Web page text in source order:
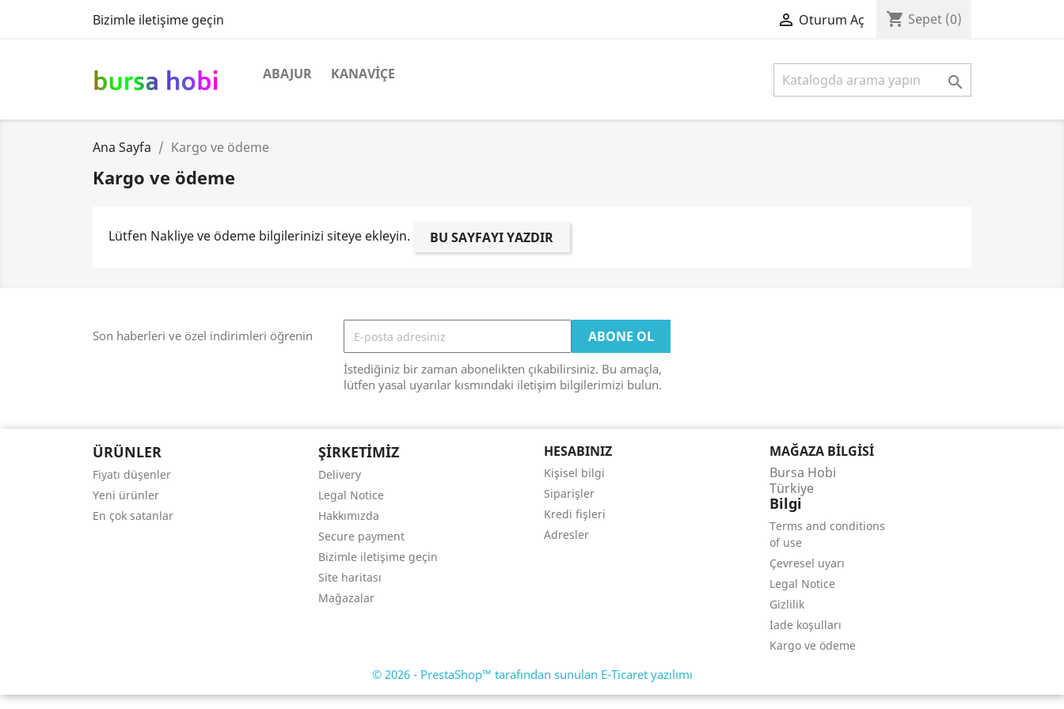
Bizimle iletişime geçin  Oturum Aç shopping_cart Sepet (0)
ABAJUR KANAVİÇE 
Ana Sayfa Kargo ve ödeme
Kargo ve ödeme
Lütfen Nakliye ve ödeme bilgilerinizi siteye ekleyin.
Son haberleri ve özel indirimleri öğrenin
İstediğiniz bir zaman abonelikten çıkabilirsiniz. Bu amaçla,
lütfen yasal uyarılar kısmındaki iletişim bilgilerimizi bulun.
ÜRÜNLER
Fiyatı düşenler
Yeni ürünler
En çok satanlar
ŞIRKETIMIZ
Delivery
Legal Notice
Hakkımızda
Secure payment
Bizimle iletişime geçin
Site haritası
Mağazalar
HESABINIZ
Kişisel bilgi
Siparişler
Kredi fişleri
Adresler
MAĞAZA BILGISI
Bursa Hobi
Türkiye
Bilgi
Terms and conditions
of use
Çevresel uyarı
Legal Notice
Gizlilik
İade koşulları
Kargo ve ödeme
© 2026 - PrestaShop™ tarafından sunulan E-Ticaret yazılımı